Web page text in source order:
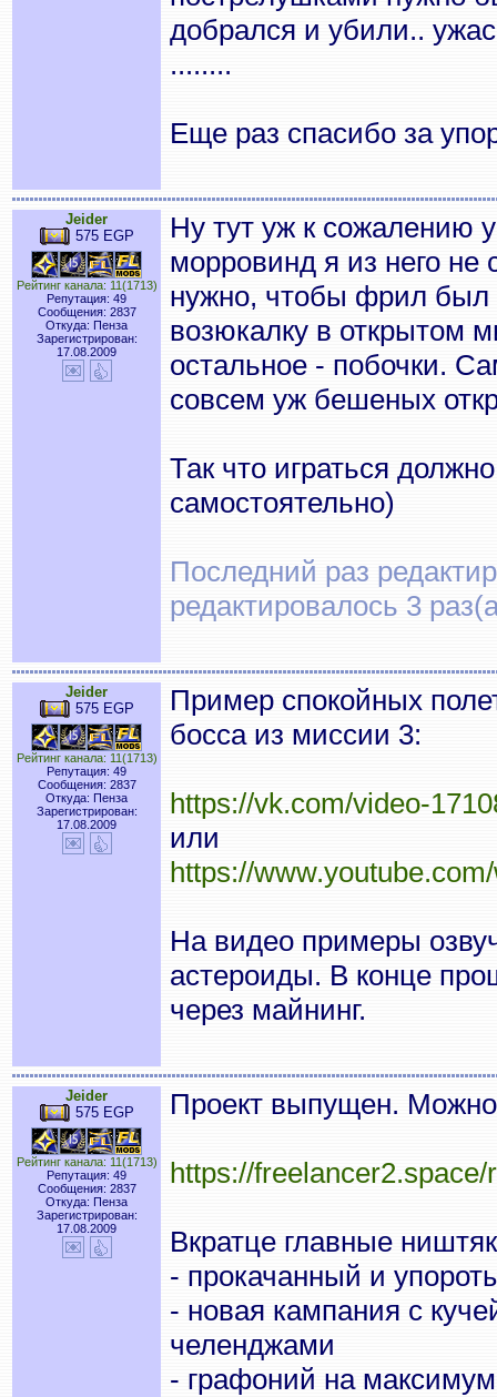
добрался и убили..
........
Еще раз спасибо за
Jeider
575 EGP
Рейтинг канала: 11(1713)
Репутация: 49
Сообщения: 2837
Откуда: Пенза
Зарегистрирован:
17.08.2009
Ну тут уж к сожалению
морровинд я из него не
нужно, чтобы фрил был
возюкалку в открытом
остальное - побочки.
совсем уж бешеных
Так что играться
самостоятельно)
Последний раз
редактировалось 3
Jeider
575 EGP
Рейтинг канала: 11(1713)
Репутация: 49
Сообщения: 2837
Откуда: Пенза
Зарегистрирован:
17.08.2009
Пример спокойных
босса из миссии 3:
https://vk.com/video-
или
https://
На видео примеры
астероиды. В конце
через майнинг.
Jeider
575 EGP
Рейтинг канала: 11(1713)
Репутация: 49
Сообщения: 2837
Откуда: Пенза
Зарегистрирован:
17.08.2009
Проект выпущен. Можно
https://
Вкратце главные
- прокачанный и
- новая кампания с
челенджами
- графоний на